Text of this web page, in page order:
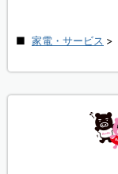
家電・サービス >